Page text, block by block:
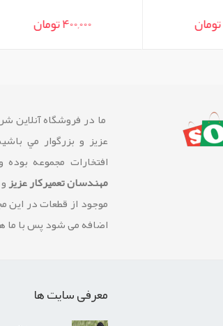
400,000 تومان
ما در فروشگاه آنلاین
عزیز و بزرگوار مي
افتخارات مجموعه
مهندسان تعمیرکار عزیز
موجود از قطعات در
اضافه می شود پس با ما
معرفی سایت ها